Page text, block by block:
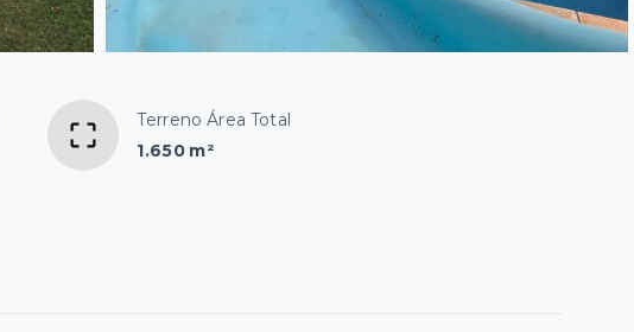
Terreno Área Total
1.650 m²